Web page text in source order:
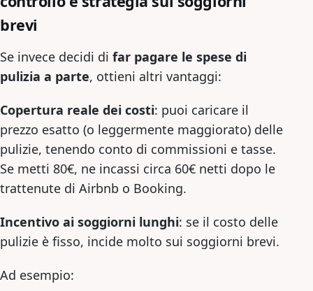
brevi
Se invece decidi di far pagare le spese di
pulizia a parte, ottieni altri vantaggi:
Copertura reale dei costi: puoi caricare il
prezzo esatto (o leggermente maggiorato) delle
pulizie, tenendo conto di commissioni e tasse.
Se metti 80€, ne incassi circa 60€ netti dopo le
trattenute di Airbnb o Booking.
Incentivo ai soggiorni lunghi: se il costo delle
pulizie è fisso, incide molto sui soggiorni brevi.
Ad esempio: